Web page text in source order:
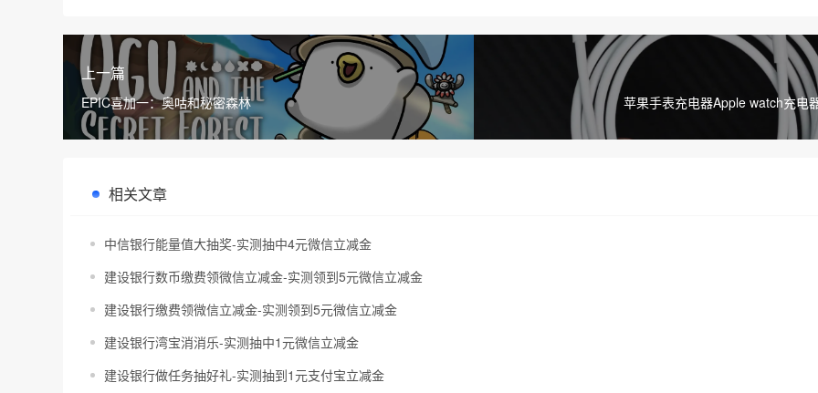
上一篇
EPIC喜加一：奥咕和秘密森林 苹果手表充电器Apple watch充电
相关文章
中信银行能量值大抽奖-实测抽中4元微信立减金
建设银行数币缴费领微信立减金-实测领到5元微信立减金
建设银行缴费领微信立减金-实测领到5元微信立减金
建设银行湾宝消消乐-实测抽中1元微信立减金
建设银行做任务抽好礼-实测抽到1元支付宝立减金